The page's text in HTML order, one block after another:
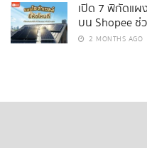
เปิด 7 พิกัดแผ
บน Shopee ช่
2 MONTHS AGO